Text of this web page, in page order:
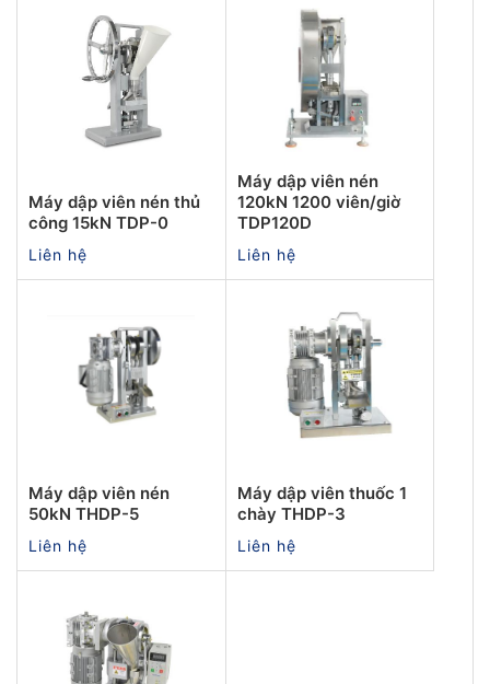
Máy dập viên nén thủ
công 15kN TDP-0
Liên hệ
Máy dập viên nén
120kN 1200 viên/giờ
TDP120D
Liên hệ
Máy dập viên nén
50kN THDP-5
Liên hệ
Máy dập viên thuốc 1
chày THDP-3
Liên hệ